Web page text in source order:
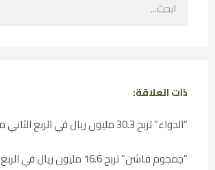
ذات العلاقة:
“الدواء” تربح 30.3 مليون ريال في الربع الثاني من 2026
“جمجوم فاشن” تربح 16.6 مليون ريال في الربع الثالث من 2026